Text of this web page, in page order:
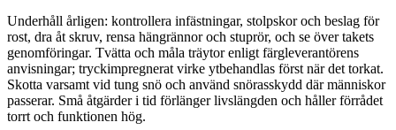
Underhåll årligen: kontrollera infästningar, stolpskor och beslag för
rost, dra åt skruv, rensa hängrännor och stuprör, och se över takets
genomföringar. Tvätta och måla träytor enligt färgleverantörens
anvisningar; tryckimpregnerat virke ytbehandlas först när det torkat.
Skotta varsamt vid tung snö och använd snörasskydd där människor
passerar. Små åtgärder i tid förlänger livslängden och håller förrådet
torrt och funktionen hög.